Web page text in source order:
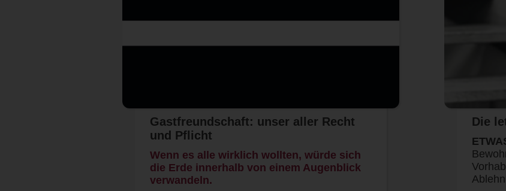
Gastfreundschaft: unser aller Recht
und Pflicht
Wenn es alle wirklich wollten, würde sich
die Erde innerhalb von einem Augenblick
verwandeln.
Die